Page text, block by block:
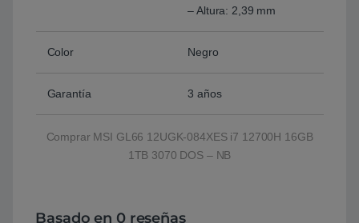
– Altura: 2,39 mm
Color Negro
Garantía 3 años
Comprar MSI GL66 12UGK-084XES i7 12700H 16GB
1TB 3070 DOS – NB
Basado en 0 reseñas